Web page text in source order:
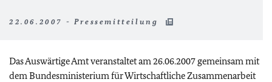
22.06.2007 - Pressemitteilung
Das Auswärtige Amt veranstaltet am 26.06.2007 gemeinsam mit
dem Bundesministerium für Wirtschaftliche Zusammenarbeit